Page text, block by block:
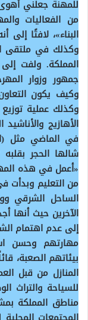
للمهنة جعلني
من الفعاليات
وكذلك في ملتقى
المملكة. ولفت
جمهور وزوار
وكيف يكون
وكذلك عملية توزيع
الأهازيج
في الماضي مثل
شالها الحجر
«أعمل في هذه
من التعليم وبدأت
الساحل الشرقي
الآخرين حيث أنها
إلى عدم اهتمام
مهارتهم وحسن
بيئاتهم الصعبة،
المنازل من قبل
للسياحة
مناطق المملكة